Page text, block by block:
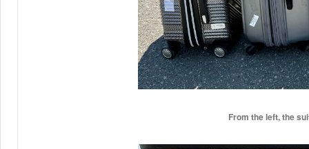
From the left, the